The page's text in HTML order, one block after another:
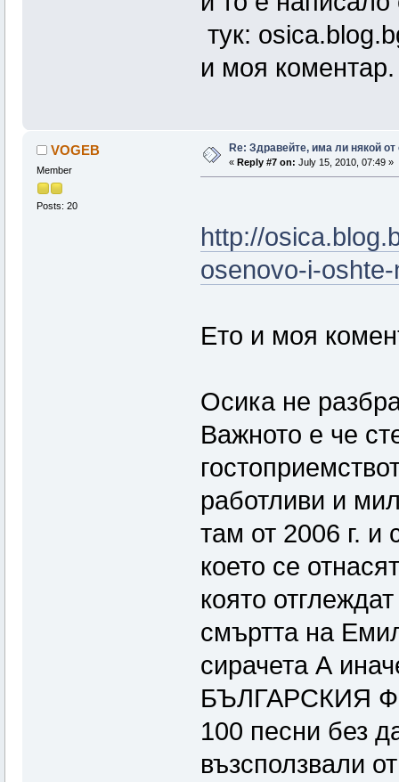
тук:
и моя коментар.
VOGEB
Member
Posts: 20
Re: Здравейте, има ли някой
« Reply #7 on: July 15, 2010, 07:49 »
http://
osenovo-i-
Ето и моя
Осика не
Важното е че
работливи и
там от 2006 г. и
което се
която
смъртта на
сирачета А
БЪЛГАРСКИЯ
100 песни без
възсползвали